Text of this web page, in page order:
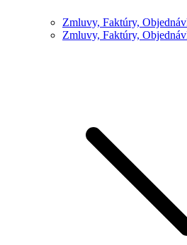
Zmluvy, Faktúry,
Zmluvy, Faktúry,